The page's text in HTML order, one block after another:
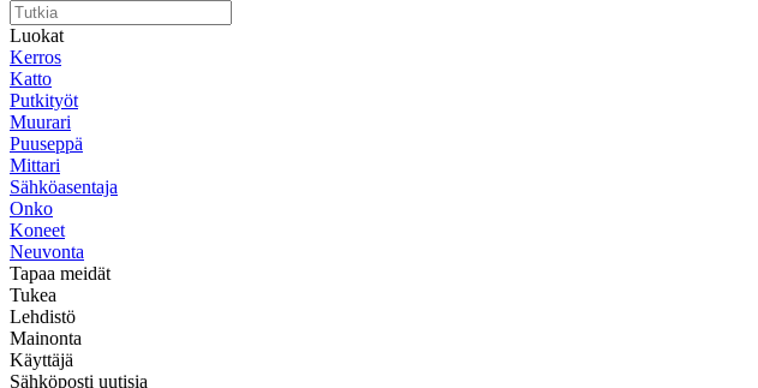
Luokat
Kerros
Katto
Putkityöt
Muurari
Puuseppä
Mittari
Sähköasentaja
Onko
Koneet
Neuvonta
Tapaa meidät
Tukea
Lehdistö
Mainonta
Käyttäjä
Sähköposti uutisia